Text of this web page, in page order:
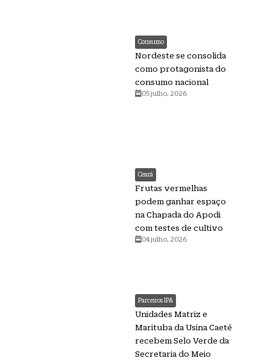
Consumo
Nordeste se consolida
como protagonista do
consumo nacional
05 julho, 2026
Ceará
Frutas vermelhas
podem ganhar espaço
na Chapada do Apodi
com testes de cultivo
04 julho, 2026
Parceiros IPA
Unidades Matriz e
Marituba da Usina Caeté
recebem Selo Verde da
Secretaria do Meio